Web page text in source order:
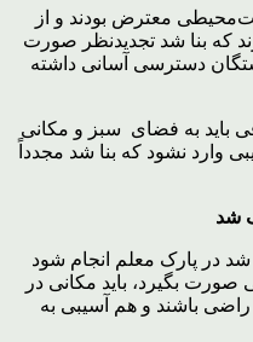
معترض بودند و از
که بنا شد تجدیدنظر صورت
دسترسی آسانی داشته
باید به فضای سبز و مکانی
وارد نشود که بنا شد مجدداً
شد
شد در پارک معلم انجام شود
بگیرد، باید مکانی در
باشند و هم آسیبی به